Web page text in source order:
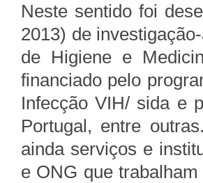
Neste sentido foi
2013) de
de Higiene e
financiado pelo
Infecção VIH/ sida e
Portugal, entre
ainda serviços e
e ONG que